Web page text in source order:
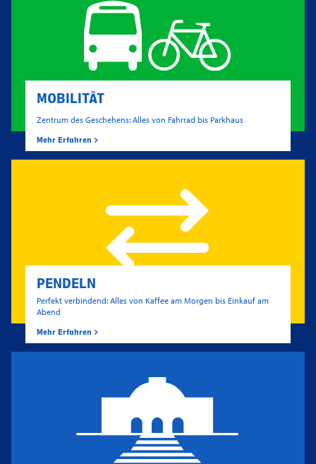
MOBILITÄT
Zentrum des Geschehens: Alles von Fahrrad bis Parkhaus
Mehr Erfahren
PENDELN
Perfekt verbindend: Alles von Kaffee am Morgen bis Einkauf am
Abend
Mehr Erfahren